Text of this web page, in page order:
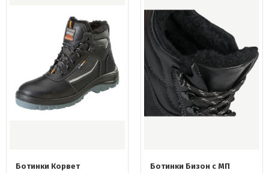
Ботинки Корвет
Ботинки Бизон с МП